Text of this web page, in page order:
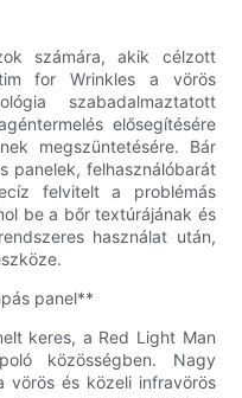
számára, akik célzott
for Wrinkles a vörös
szabadalmaztatott
elősegítésére
megszüntetésére. Bár
panelek, felhasználóbarát
felvitelt a problémás
be a bőr textúrájának és
használat után,
panel**
keres, a Red Light Man
közösségben. Nagy
vörös és közeli infravörös